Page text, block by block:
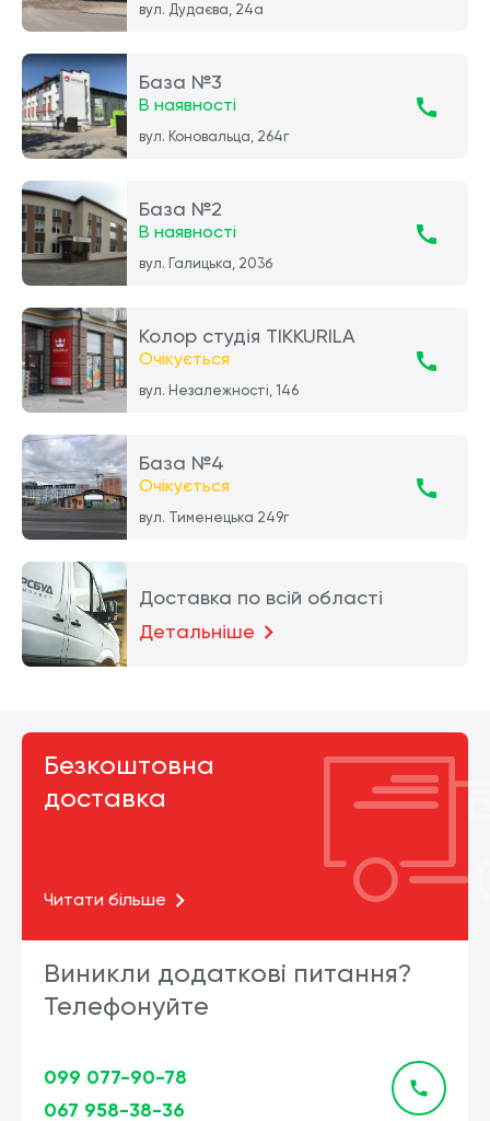
вул. Дудаєва, 24а
База №3
В наявності
вул. Коновальца, 264г
База №2
В наявності
вул. Галицька, 203б
Колор студія TIKKURILA
Очікується
вул. Незалежності, 146
База №4
Очікується
вул. Тименецька 249г
Доставка по всій області
Детальніше
Безкоштовна
доставка
Читати більше
Виникли додаткові питання?
Телефонуйте
099 077-90-78
067 958-38-36